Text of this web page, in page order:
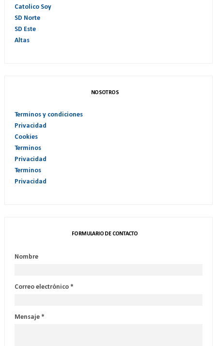
Catolico Soy
SD Norte
SD Este
Altas
NOSOTROS
Terminos y condiciones
Privacidad
Cookies
Terminos
Privacidad
Terminos
Privacidad
FORMULARIO DE CONTACTO
Nombre
Correo electrónico *
Mensaje *